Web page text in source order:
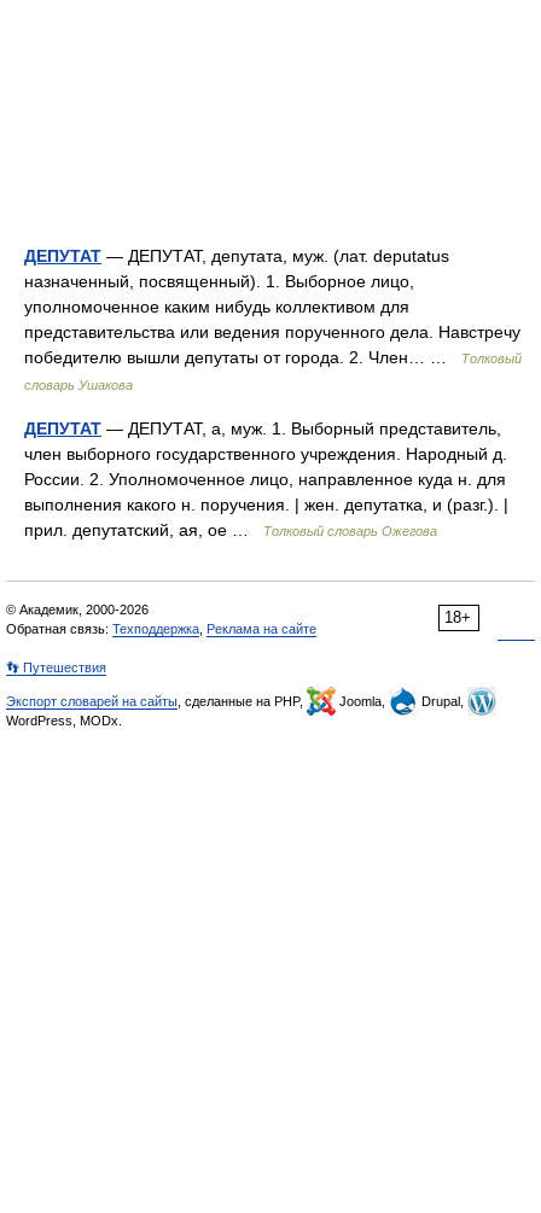
ДЕПУТАТ — ДЕПУТАТ, депутата, муж. (лат. deputatus
назначенный, посвященный). 1. Выборное лицо,
уполномоченное каким нибудь коллективом для
представительства или ведения порученного дела. Навстречу
победителю вышли депутаты от города. 2. Член… …
Толковый
словарь Ушакова
ДЕПУТАТ — ДЕПУТАТ, а, муж. 1. Выборный представитель,
член выборного государственного учреждения. Народный д.
России. 2. Уполномоченное лицо, направленное куда н. для
выполнения какого н. поручения. | жен. депутатка, и (разг.). |
прил. депутатский, ая, ое …
Толковый словарь Ожегова
18+
© Академик, 2000-2026
Обратная связь: Техподдержка Реклама на сайте
👣 Путешествия
Экспорт словарей на сайты , сделанные на PHP, Joomla,
Drupal,
WordPress, MODx.